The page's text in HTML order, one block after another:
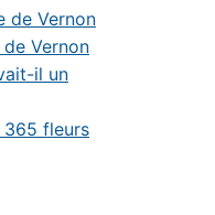
de Vernon
Vernon
il un
365 fleurs